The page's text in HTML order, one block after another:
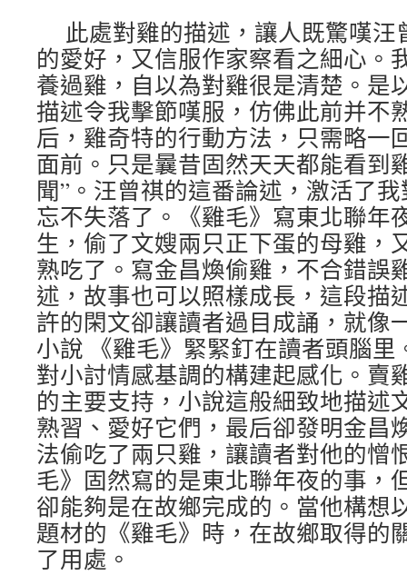
此處對雞的描述，讓人既驚嘆
的愛好，又信服作家察看之細心。
養過雞，自以為對雞很是清楚。是
描述令我擊節嘆服，仿佛此前并不
后，雞奇特的行動方法，只需略一
面前。只是曩昔固然天天都能看到
聞”。汪曾祺的這番論述，激活了
忘不失落了。《雞毛》寫東北聯年
生，偷了文嫂兩只正下蛋的母雞，
熟吃了。寫金昌煥偷雞，不合錯誤
述，故事也可以照樣成長，這段描
許的閑文卻讓讀者過目成誦，就像
小說 《雞毛》緊緊釘在讀者頭腦
對小討情感基調的構建起感化。賣
的主要支持，小說這般細致地描述
熟習、愛好它們，最后卻發明金昌
法偷吃了兩只雞，讓讀者對他的憎
毛》固然寫的是東北聯年夜的事，
卻能夠是在故鄉完成的。當他構想
題材的《雞毛》時，在故鄉取得的
了用處。